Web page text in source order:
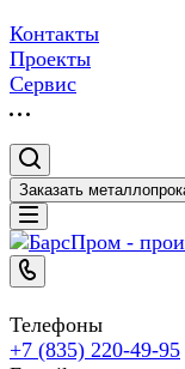
Контакты
Проекты
Сервис
Заказать
Телефоны
+7 (835) 220-49-95